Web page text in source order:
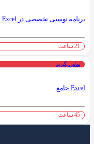
برنامه نویسی تخصصی در VBA) Excel)
21 ساعت
تماس بگیرید
Excel جامع
45 ساعت